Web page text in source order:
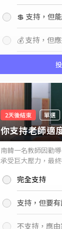
💲 支持，但
💰 支持，但
2天後結束 單選
你支持老師適
南韓一名教師因勸
承受巨大壓力，最
你支持老師適度管教
完全支持
支持，但要
不支持，應